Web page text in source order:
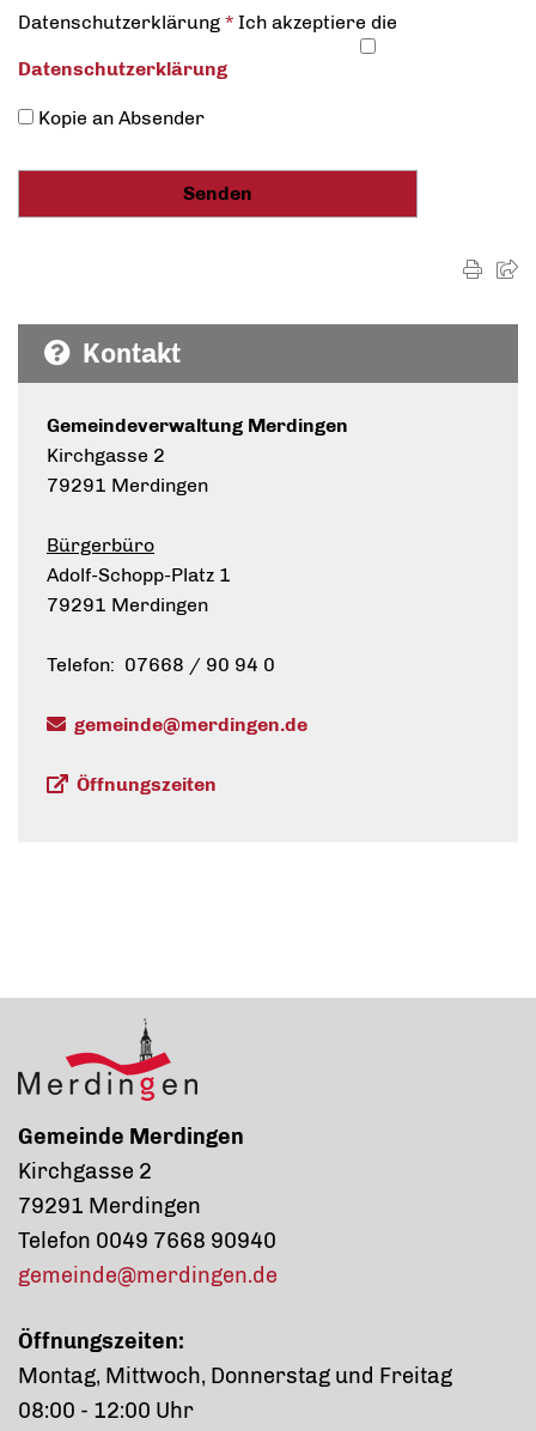
Datenschutz­erklärung * Ich akzeptiere die
Datenschutz­erklärung
Kopie an Absender
Kontakt
Gemeindeverwaltung Merdingen
Kirchgasse 2
79291 Merdingen
Bürgerbüro
Adolf-Schopp-Platz 1
79291 Merdingen
Telefon: 07668 / 90 94 0
gemeinde@merdingen.de
Öffnungszeiten
Gemeinde Merdingen
Kirchgasse 2
79291 Merdingen
Telefon 0049 7668 90940
gemeinde@merdingen.de
Öffnungszeiten:
Montag, Mittwoch, Donnerstag und Freitag
08:00 - 12:00 Uhr